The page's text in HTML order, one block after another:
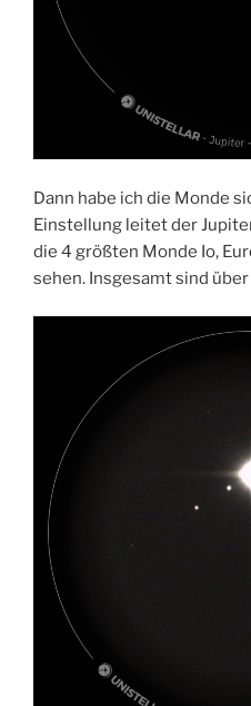
Dann habe ich die Monde
Einstellung leitet der
die 4 größten Monde Io,
sehen. Insgesamt sind